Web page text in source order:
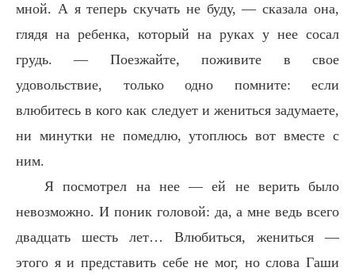
мной. А я теперь скучать не буду, — сказала она,
глядя на ребенка, который на руках у нее сосал
грудь. — Поезжайте, поживите в свое
удовольствие, только одно помните: если
влюбитесь в кого как следует и жениться задумаете,
ни минутки не помедлю, утоплюсь вот вместе с
ним.
Я посмотрел на нее — ей не верить было
невозможно. И поник головой: да, а мне ведь всего
двадцать шесть лет… Влюбиться, жениться —
этого я и представить себе не мог, но слова Гаши